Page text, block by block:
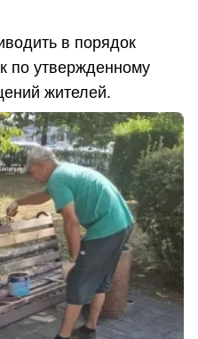
в порядок
по утвержденному
жителей.